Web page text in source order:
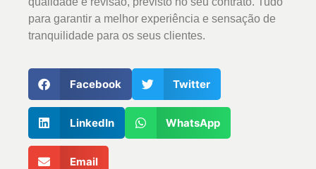
para garantir a melhor experiência e sensação de
tranquilidade para os seus clientes.
Facebook Twitter
LinkedIn WhatsApp
Email